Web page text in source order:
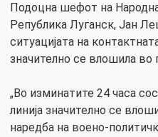
Подоцна шефот на
Република Луганск, Јан
ситуацијата на
значително се влошила во
„Во изминатите 24 часа
линија значително се
наредба на воено-